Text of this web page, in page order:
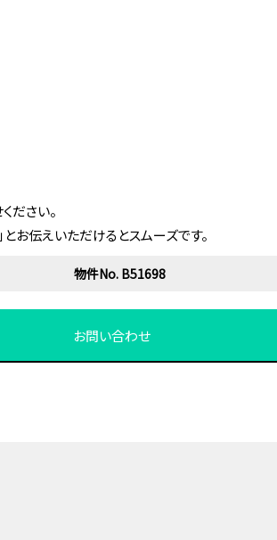
ださい。
お伝えいただけるとスムーズです。
物件No. B51698
お問い合わせ